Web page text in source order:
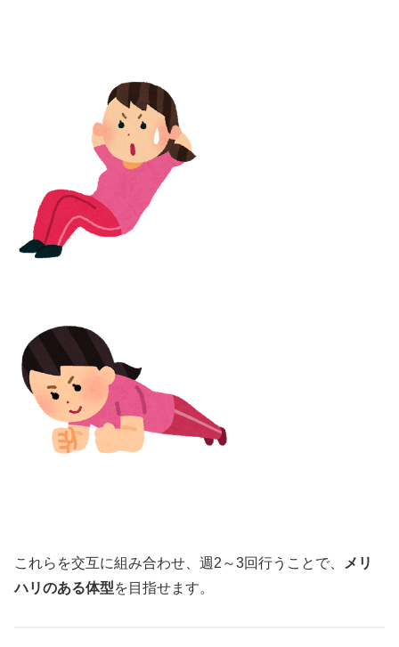
これらを交互に組み合わせ、週2～3回行うことで、
メリ
ハリのある体型を目指せます。